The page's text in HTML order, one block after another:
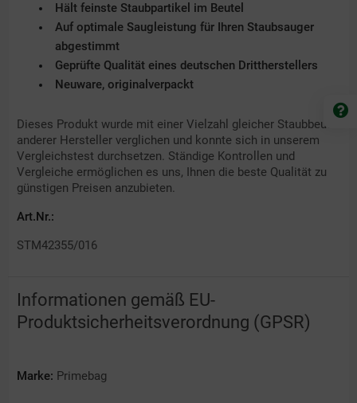
Hält feinste Staubpartikel im Beutel
Auf optimale Saugleistung für Ihren Staubsauger
abgestimmt
Geprüfte Qualität eines deutschen Drittherstellers
Neuware, originalverpackt
Dieses Produkt wurde mit einer Vielzahl gleicher Staubbeutel
anderer Hersteller verglichen und konnte sich in unserem
Vergleichstest durchsetzen. Ständige Kontrollen und
Vergleiche ermöglichen es uns, Ihnen die beste Qualität zu
günstigen Preisen anzubieten.
Art.Nr.:
STM42355/016
Informationen gemäß EU-
Produktsicherheitsverordnung (GPSR)
Marke: Primebag